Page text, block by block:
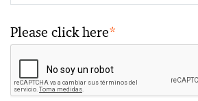
Please click here*